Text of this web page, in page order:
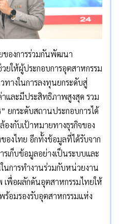
ของการร่วมกันพัฒนา
ยให้ผู้ประกอบการอุตสาหกรรม
ทางในการลงทุนยกระดับสู่
และมีประสิทธิภาพสูงสุด รวม
ยกระดับสถานประกอบการได้
งกับเป้าหมายทางธุรกิจของ
องไทย อีกทั้งข้อมูลที่ได้รับจาก
เก็บข้อมูลอย่างเป็นระบบและ
นการทำงานร่วมกับหน่วยงาน
พื่อผลักดันอุตสาหกรรมไทยให้
ร้อมรองรับอุตสาหกรรมแห่ง